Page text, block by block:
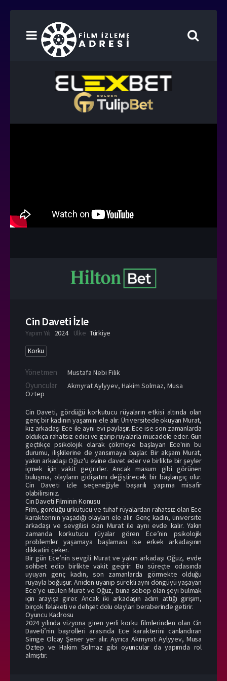
Cin Daveti İzle
Yapım Yılı 2024 Ülke Türkiye
Korku
Yönetmen Mustafa Nebi Filik
Oyuncular Akmyrat Aylyyev, Hakim Solmaz, Musa
Öztep
Cin Daveti, gördüğü korkutucu rüyaların etkisi altında olan
genç bir kadının yaşamını ele alır. Üniversitede okuyan Murat,
kız arkadaşı Ece ile aynı evi paylaşır. Ece ise son zamanlarda
oldukça rahatsız edici ve garip rüyalarla mücadele eder. Gün
geçtikçe psikolojik olarak çökmeye başlayan Ece'nin bu
durumu, ilişkilerine de yansımaya başlar. Bir akşam Murat,
yakın arkadaşı Oğuz'u evine davet eder ve birlikte bir şeyler
içmek için vakit geçirirler. Ancak masum gibi görünen
buluşma, olayların gidişatını değiştirecek bir başlangıç olur.
Cin Daveti izle seçeneğiyle başarılı yapıma misafir
olabilirsiniz.
Cin Daveti Filminin Konusu
Film, gördüğü ürkütücü ve tuhaf rüyalardan rahatsız olan Ece
karakterinin yaşadığı olayları ele alır. Genç kadın, üniversite
arkadaşı ve sevgilisi olan Murat ile aynı evde kalır. Yakın
zamanda korkutucu rüyalar gören Ece’nin psikolojik
problemler yaşamaya başlaması ise erkek arkadaşının
dikkatini çeker.
Bir gün Ece’nin sevgili Murat ve yakın arkadaşı Oğuz, evde
sohbet edip birlikte vakit geçirir. Bu süreçte odasında
uyuyan genç kadın, son zamanlarda görmekte olduğu
rüyayla boğuşur. Aniden uyanıp sürekli aynı döngüyü yaşayan
Ece’ye üzülen Murat ve Oğuz, buna sebep olan şeyi bulmak
için arayışa girer. Ancak iki arkadaşın adım attığı girişim,
birçok felaketi ve dehşet dolu olayları beraberinde getirir.
Oyuncu Kadrosu
2024 yılında vizyona giren yerli korku filmlerinden olan Cin
Daveti’nin başrolleri arasında Ece karakterini canlandıran
Simge Olcay Şener yer alır. Ayrıca Akmyrat Aylyyev, Musa
Öztep ve Hakim Solmaz gibi oyuncular da yapımda rol
almıştır.